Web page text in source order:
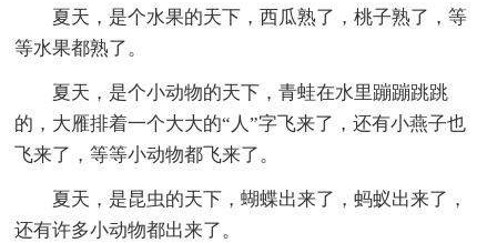
夏天，是个水果的天下，西瓜熟了，桃子熟了，等
等水果都熟了。
夏天，是个小动物的天下，青蛙在水里蹦蹦跳跳
的，大雁排着一个大大的“人”字飞来了，还有小燕子也
飞来了，等等小动物都飞来了。
夏天，是昆虫的天下，蝴蝶出来了，蚂蚁出来了，
还有许多小动物都出来了。